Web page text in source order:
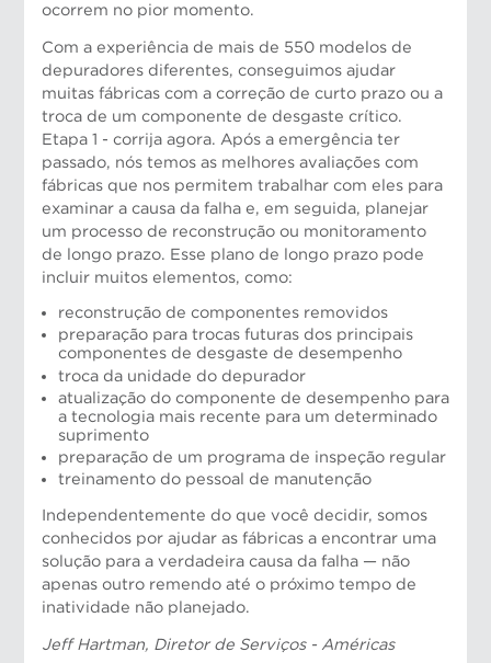
ocorrem no pior momento.
Com a experiência de mais de 550 modelos de
depuradores diferentes, conseguimos ajudar
muitas fábricas com a correção de curto prazo ou a
troca de um componente de desgaste crítico.
Etapa 1 - corrija agora. Após a emergência ter
passado, nós temos as melhores avaliações com
fábricas que nos permitem trabalhar com eles para
examinar a causa da falha e, em seguida, planejar
um processo de reconstrução ou monitoramento
de longo prazo. Esse plano de longo prazo pode
incluir muitos elementos, como:
reconstrução de componentes removidos
preparação para trocas futuras dos principais
componentes de desgaste de desempenho
troca da unidade do depurador
atualização do componente de desempenho para
a tecnologia mais recente para um determinado
suprimento
preparação de um programa de inspeção regular
treinamento do pessoal de manutenção
Independentemente do que você decidir, somos
conhecidos por ajudar as fábricas a encontrar uma
solução para a verdadeira causa da falha — não
apenas outro remendo até o próximo tempo de
inatividade não planejado.
Jeff Hartman, Diretor de Serviços - Américas
Risto Weckroth, Vice-presidente de Operações
Europeias